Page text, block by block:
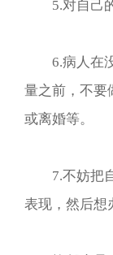
5.对自己的
6.病人在没
量之前，不要
或离婚等。
7.不妨把自
表现，然后想